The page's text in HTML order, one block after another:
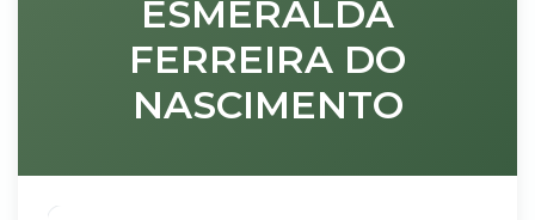
ESMERALDA
FERREIRA DO
NASCIMENTO